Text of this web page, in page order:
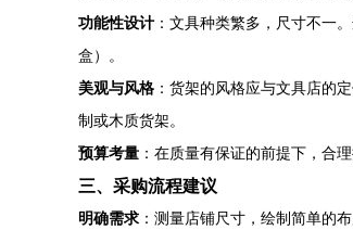
功能性设计 ：文具种类繁多，尺寸不一
盒）。
美观与风格 ：货架的风格应与文具店的
制或木质货架。
预算考量 ：在质量有保证的前提下，合
三、采购流程建议
明确需求 ：测量店铺尺寸，绘制简单的